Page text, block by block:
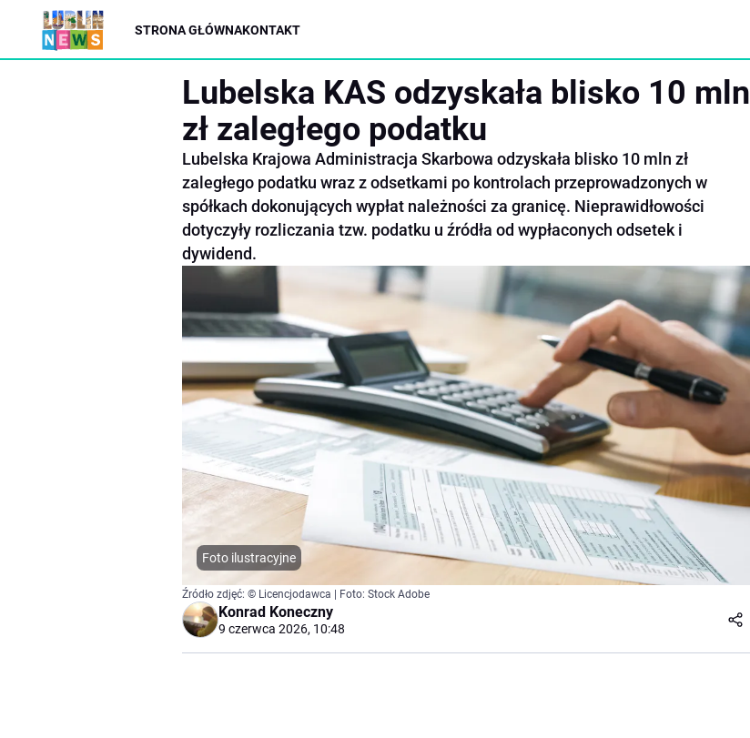
STRONA GŁÓWNAKONTAKT
Lubelska KAS odzyskała blisko 10 mln
zł zaległego podatku
Lubelska Krajowa Administracja Skarbowa odzyskała blisko 10 mln zł
zaległego podatku wraz z odsetkami po kontrolach przeprowadzonych w
spółkach dokonujących wypłat należności za granicę. Nieprawidłowości
dotyczyły rozliczania tzw. podatku u źródła od wypłaconych odsetek i
dywidend.
Foto ilustracyjne
Źródło zdjęć: © Licencjodawca | Foto: Stock Adobe
Konrad Koneczny
9 czerwca 2026, 10:48